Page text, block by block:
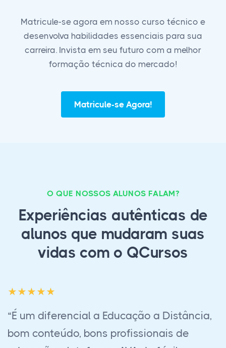
Matricule-se agora em nosso curso técnico e
desenvolva habilidades essenciais para sua
carreira. Invista em seu futuro com a melhor
formação técnica do mercado!
Matricule-se Agora!
O QUE NOSSOS ALUNOS FALAM?
Experiências autênticas de
alunos que mudaram suas
vidas com o QCursos
“Foi uma experiência maravilhosa fazer
esse curso em EaD, à principio fiquei com